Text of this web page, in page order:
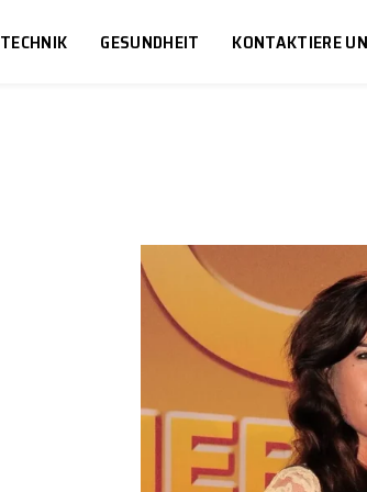
TECHNIK GESUNDHEIT KONTAKTIERE